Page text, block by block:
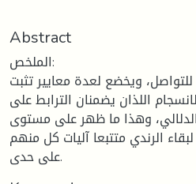
Abstract
الملخص:
ويخضع لعدة معايير تثبت
اللذان يضمنان الترابط على
وهذا ما ظهر على مستوى
الرندي متتبعا آليات كل منهم
على حدى.